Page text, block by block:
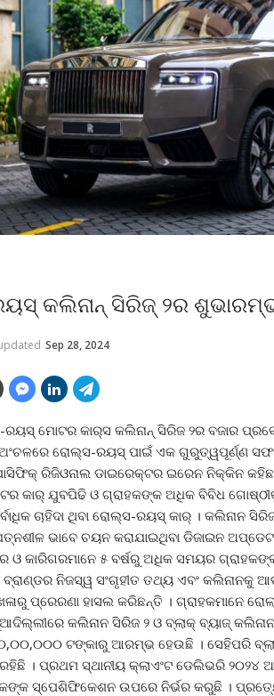
କଲିନାନ୍ ସିରିଜ୍ ୨ର
Sep 28, 2024
ମୋଟର କାର୍‌ସ କଲିନାନ୍ ସିରିଜ ୨ର ବଜାର
ରୋଲ୍‌ସ-ରୟସ୍ ପାଇଁ ଏକ ଗୁରୁତ୍ୱପୂର୍ଣ୍ଣ
ରିଜିଓନାଲ ଡାଇରେକ୍ଟର ଇରେନ ନିକ୍କିନ
କାର୍ ଯୁବପିଢି ଓ ଗ୍ରାହକଙ୍କ ଅଧିକ ବିବିଧ
ଚାହିଦା ଥିବା ରୋଲ୍‌ସ-ରୟସ୍ କାର୍ । କଲିନାନ
ଭାବେ ଚୟନ କରାଯାଇଥିବା ଡିଜାଇନ
ଓ କାରିଗରମାନେ ୫ ବର୍ଷରୁ ଅଧିକ ସମୟର
ନିଜସ୍ୱ ସଂଗୃହୀତ ତଥ୍ୟ ଏବଂ କଲିନାନକୁ
ପ୍ରେରଣା ହାସଲ କରିଛନ୍ତି । ଗ୍ରାହକମାନେ
କଲିନାନ ସିରିଜ ୨ ଓ ବ୍ଲାକ୍ ବ୍ୟାଜ୍
ଟଙ୍କାରୁ ଆରମ୍ଭ ହେଉଛି । ସେହିପରି
। ପ୍ରଥମ ସ୍ଥାନୀୟ କ୍ଲାଏଂଟ ଡେଲିଭରି ୨୦୨୪
ସ୍ପେଶିଫିକେଶନ ଉପରେ ନିର୍ଭର କରୁଛି ।